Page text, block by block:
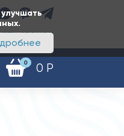
звонок
0 0 Р